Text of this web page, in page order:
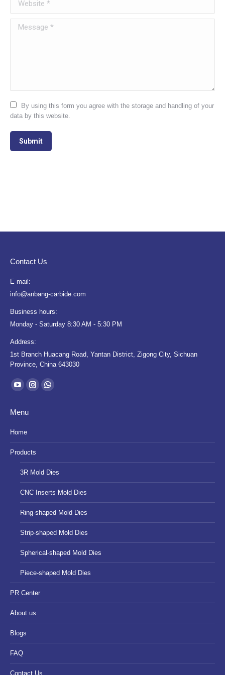
Message *
By using this form you agree with the storage and handling of your
data by this website.
Submit
Contact Us
E-mail:
info@anbang-carbide.com
Business hours:
Monday - Saturday 8:30 AM - 5:30 PM
Address:
1st Branch Huacang Road, Yantan District, Zigong City, Sichuan
Province, China 643030
Find us on:
YouTube
opens
in
new
window
Instagram
new
window
Whatsapp
new
Menu
Home
Products
3R Mold Dies
CNC Inserts Mold Dies
Ring-shaped Mold Dies
Strip-shaped Mold Dies
Spherical-shaped Mold Dies
Piece-shaped Mold Dies
PR Center
About us
Blogs
FAQ
Contact Us